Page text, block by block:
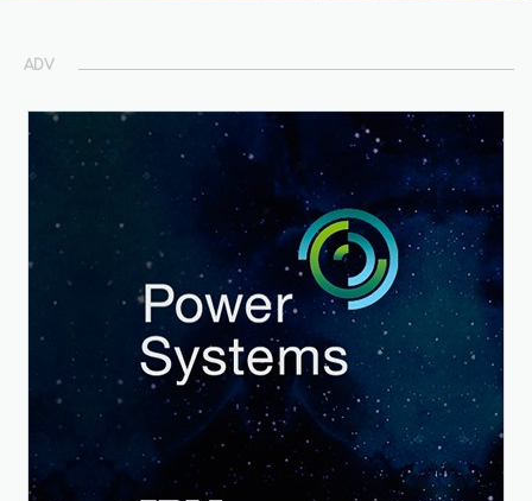
ADV